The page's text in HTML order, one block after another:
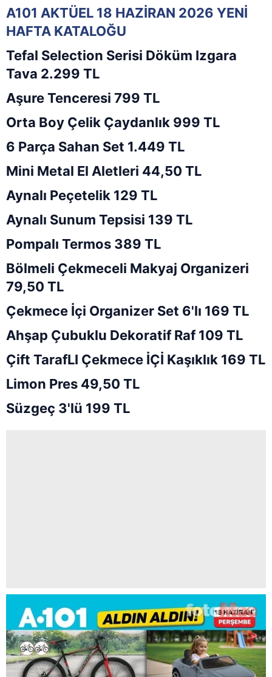
A101 AKTÜEL 18 HAZİRAN 2026 YENİ
HAFTA KATALOĞU
Tefal Selection Serisi Döküm Izgara
Tava 2.299 TL
Aşure Tenceresi 799 TL
Orta Boy Çelik Çaydanlık 999 TL
6 Parça Sahan Set 1.449 TL
Mini Metal El Aletleri 44,50 TL
Aynalı Peçetelik 129 TL
Aynalı Sunum Tepsisi 139 TL
Pompalı Termos 389 TL
Bölmeli Çekmeceli Makyaj Organizeri
79,50 TL
Çekmece İçi Organizer Set 6'lı 169 TL
Ahşap Çubuklu Dekoratif Raf 109 TL
Çift TarafLI Çekmece İÇİ Kaşıklık 169 TL
Limon Pres 49,50 TL
Süzgeç 3'lü 199 TL